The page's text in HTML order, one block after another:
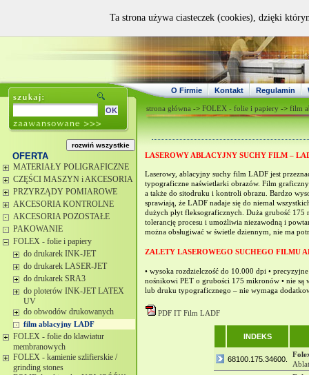
O Firmie Kontakt Regulamin
OFERTA
MATERIAŁY POLIGRAFICZNE
CZĘŚCI MASZYN i AKCESORIA
PRZYRZĄDY POMIAROWE
AKCESORIA KONTROLNE
AKCESORIA POZOSTAŁE
PAKOWANIE
FOLEX - folie i papiery
do drukarek INK-JET
do drukarek LASER-JET
do drukarek SRA3
do ploterów INK-JET LATEX
UV
do obwodów drukowanych
film ablacyjny LADF
FOLEX - folie do klawiatur
membranowych
FOLEX - kamienie szlifierskie /
grinding stones
strona główna -> FOLEX - folie i papiery -> film
LASEROWY ABLACYJNY SUCHY FILM –
Laserowy, ablacyjny suchy film LADF jest
typograficzne naświetlarki obrazów. Film
a także do sitodruku i kontroli obrazu. Bardzo
sprawiają, że LADF nadaje się do niemal
dużych płyt fleksograficznych. Duża grubość
tolerancję procesu i umożliwia niezawodną i
można obsługiwać w świetle dziennym, nie ma
ZALETY LASEROWEGO SUCHEGO FILMU
• wysoka rozdzielczość do 10.000 dpi •
nośnikowi PET o grubości 175 mikronów • nie są
lub druku typograficznego – nie wymaga
PDF IT Film LADF
INDEKS
68100.175.34600.
Ta strona używa ciasteczek (cookies), dzięki